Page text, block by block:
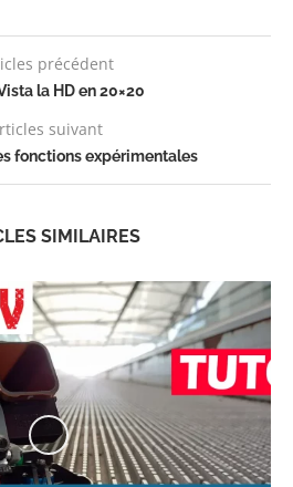
précédent
la HD en 20×20
suivant
fonctions expérimentales
SIMILAIRES